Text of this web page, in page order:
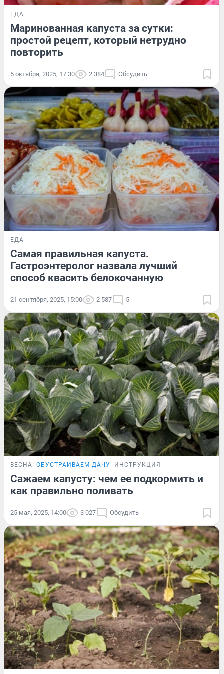
ЕДА
Маринованная капуста за сутки:
простой рецепт, который нетрудно
повторить
5 октября, 2025, 17:30 2 384 Обсудить
ЕДА
Самая правильная капуста.
Гастроэнтеролог назвала лучший
способ квасить белокочанную
21 сентября, 2025, 15:00 2 587 5
ВЕСНА ОБУСТРАИВАЕМ ДАЧУ ИНСТРУКЦИЯ
Сажаем капусту: чем ее подкормить и
как правильно поливать
25 мая, 2025, 14:00 3 027 Обсудить